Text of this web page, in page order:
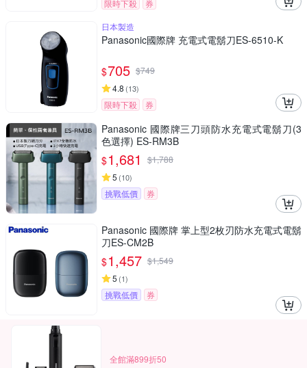
限時下殺
券
日本製造
Panasonic國際牌 充電式電鬍刀ES-6510-K
$705 $749
4.8 (13)
限時下殺 券
Panasonic 國際牌三刀頭防水充電式電鬍刀(3
色選擇) ES-RM3B
$1,681 $1,788
5 (10)
挑戰低價 券
Panasonic 國際牌 掌上型2枚刃防水充電式電鬍
刀ES-CM2B
$1,457 $1,549
5 (1)
挑戰低價 券
全館滿899折50